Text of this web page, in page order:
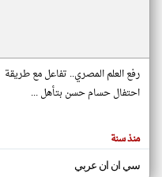
المقالات
الموجوده
هنا عن
رفع العلم المصري.. تفاعل مع طريقة
احتفال حسام حسن بتأهل ...
منذ سنة
سي ان ان عربي